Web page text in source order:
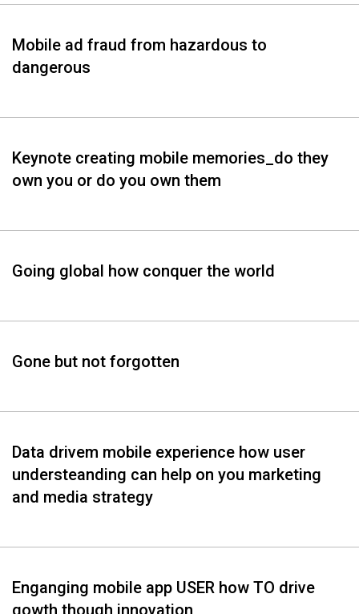
Mobile ad fraud from hazardous to
dangerous
Keynote creating mobile memories_do they
own you or do you own them
Going global how conquer the world
Gone but not forgotten
Data drivem mobile experience how user
understeanding can help on you marketing
and media strategy
Enganging mobile app USER how TO drive
gowth though innovation